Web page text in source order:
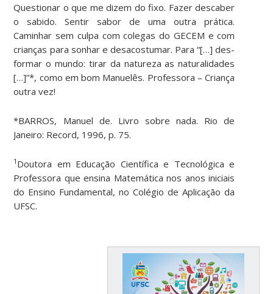
Questionar o que me dizem do fixo. Fazer descaber
o sabido. Sentir sabor de uma outra prática.
Caminhar sem culpa com colegas do GECEM e com
crianças para sonhar e desacostumar. Para “[…] des-
formar o mundo: tirar da natureza as naturalidades
[…]”*, como em bom Manuelês. Professora – Criança
outra vez!
*BARROS, Manuel de. Livro sobre nada. Rio de
Janeiro: Record, 1996, p. 75.
1 Doutora em Educação Científica e Tecnológica e
Professora que ensina Matemática nos anos iniciais
do Ensino Fundamental, no Colégio de Aplicação da
UFSC.